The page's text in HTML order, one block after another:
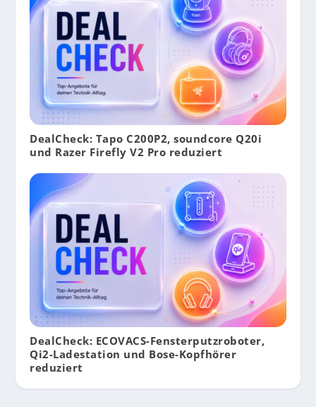
DealCheck: Tapo C200P2, soundcore Q20i
und Razer Firefly V2 Pro reduziert
DealCheck: ECOVACS-Fensterputzroboter,
Qi2-Ladestation und Bose-Kopfhörer
reduziert